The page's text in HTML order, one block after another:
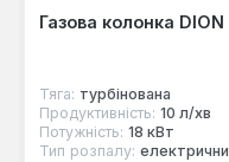
Газова колонка
Тяга: турбінована
Продуктивність: 10 л/хв
Потужність: 18 кВт
Тип розпалу: